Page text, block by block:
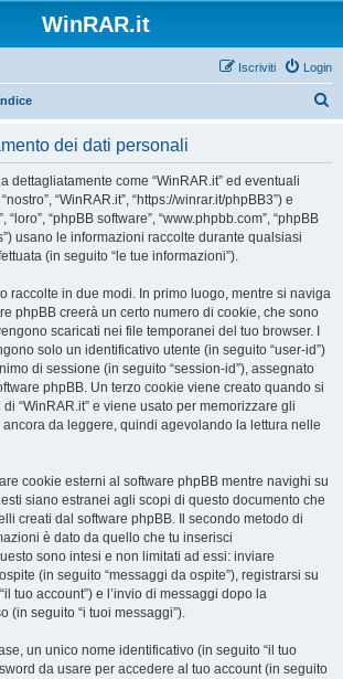
WinRAR.it
Login
Iscriviti
dei dati personali
dettagliatamente come “WinRAR.it” ed eventuali
“WinRAR.it”, “https://winrar.it/phpBB3”) e
“loro”, “phpBB software”, “www.phpbb.com”, “phpBB
usano le informazioni raccolte durante qualsiasi
(in seguito “le tue informazioni”).
raccolte in due modi. In primo luogo, mentre si naviga
phpBB creerà un certo numero di cookie, che sono
scaricati nei file temporanei del tuo browser. I
solo un identificativo utente (in seguito “user-id”)
di sessione (in seguito “session-id”), assegnato
phpBB. Un terzo cookie viene creato quando si
“WinRAR.it” e viene usato per memorizzare gli
da leggere, quindi agevolando la lettura nelle
cookie esterni al software phpBB mentre navighi su
siano estranei agli scopi di questo documento che
creati dal software phpBB. Il secondo metodo di
è dato da quello che tu inserisci
sono intesi e non limitati ad essi: inviare
(in seguito “messaggi da ospite”), registrarsi su
tuo account”) e l’invio di messaggi dopo la
(in seguito “i tuoi messaggi”).
un unico nome identificativo (in seguito “il tuo
da usare per accedere al tuo account (in seguito